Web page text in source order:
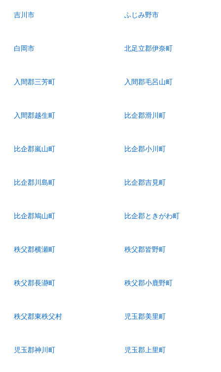
吉川市 ふじみ野市
白岡市 北足立郡伊奈町
入間郡三芳町 入間郡毛呂山町
入間郡越生町 比企郡滑川町
比企郡嵐山町 比企郡小川町
比企郡川島町 比企郡吉見町
比企郡鳩山町 比企郡ときがわ町
秩父郡横瀬町 秩父郡皆野町
秩父郡長瀞町 秩父郡小鹿野町
秩父郡東秩父村 児玉郡美里町
児玉郡神川町 児玉郡上里町